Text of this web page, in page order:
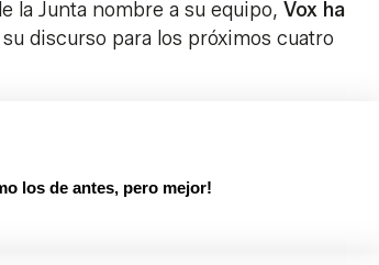
la Junta nombre a su equipo, Vox ha
discurso para los próximos cuatro
los de antes, pero mejor!